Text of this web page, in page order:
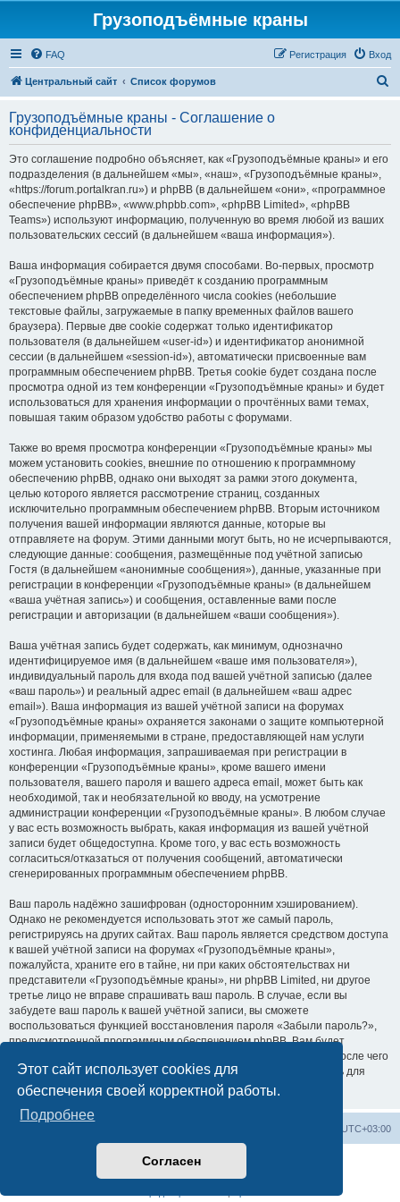
Этот сайт использует cookies для
обеспечения своей корректной работы.
Подробнее
Согласен
Грузоподъёмные краны
FAQ Вход
Регистрация
Центральный сайт Список форумов
с
Грузоподъёмные краны - Соглашение о
конфиденциальности
Это соглашение подробно объясняет, как «Грузоподъёмные краны» и его
подразделения (в дальнейшем «мы», «наш», «Грузоподъёмные краны»,
«https://forum.portalkran.ru») и phpBB (в дальнейшем «они», «программное
обеспечение phpBB», «www.phpbb.com», «phpBB Limited», «phpBB
Teams») используют информацию, полученную во время любой из ваших
пользовательских сессий (в дальнейшем «ваша информация»).
Ваша информация собирается двумя способами. Во-первых, просмотр
«Грузоподъёмные краны» приведёт к созданию программным
обеспечением phpBB определённого числа cookies (небольшие
текстовые файлы, загружаемые в папку временных файлов вашего
браузера). Первые две cookie содержат только идентификатор
пользователя (в дальнейшем «user-id») и идентификатор анонимной
сессии (в дальнейшем «session-id»), автоматически присвоенные вам
программным обеспечением phpBB. Третья cookie будет создана после
просмотра одной из тем конференции «Грузоподъёмные краны» и будет
использоваться для хранения информации о прочтённых вами темах,
повышая таким образом удобство работы с форумами.
Также во время просмотра конференции «Грузоподъёмные краны» мы
можем установить cookies, внешние по отношению к программному
обеспечению phpBB, однако они выходят за рамки этого документа,
целью которого является рассмотрение страниц, созданных
исключительно программным обеспечением phpBB. Вторым источником
получения вашей информации являются данные, которые вы
отправляете на форум. Этими данными могут быть, но не исчерпываются,
следующие данные: сообщения, размещённые под учётной записью
Гостя (в дальнейшем «анонимные сообщения»), данные, указанные при
регистрации в конференции «Грузоподъёмные краны» (в дальнейшем
«ваша учётная запись») и сообщения, оставленные вами после
регистрации и авторизации (в дальнейшем «ваши сообщения»).
Ваша учётная запись будет содержать, как минимум, однозначно
идентифицируемое имя (в дальнейшем «ваше имя пользователя»),
индивидуальный пароль для входа под вашей учётной записью (далее
«ваш пароль») и реальный адрес email (в дальнейшем «ваш адрес
email»). Ваша информация из вашей учётной записи на форумах
«Грузоподъёмные краны» охраняется законами о защите компьютерной
информации, применяемыми в стране, предоставляющей нам услуги
хостинга. Любая информация, запрашиваемая при регистрации в
конференции «Грузоподъёмные краны», кроме вашего имени
пользователя, вашего пароля и вашего адреса email, может быть как
необходимой, так и необязательной ко вводу, на усмотрение
администрации конференции «Грузоподъёмные краны». В любом случае
у вас есть возможность выбрать, какая информация из вашей учётной
записи будет общедоступна. Кроме того, у вас есть возможность
согласиться/отказаться от получения сообщений, автоматически
сгенерированных программным обеспечением phpBB.
Ваш пароль надёжно зашифрован (односторонним хэшированием).
Однако не рекомендуется использовать этот же самый пароль,
регистрируясь на других сайтах. Ваш пароль является средством доступа
к вашей учётной записи на форумах «Грузоподъёмные краны»,
пожалуйста, храните его в тайне, ни при каких обстоятельствах ни
представители «Грузоподъёмные краны», ни phpBB Limited, ни другое
третье лицо не вправе спрашивать ваш пароль. В случае, если вы
забудете ваш пароль к вашей учётной записи, вы сможете
воспользоваться функцией восстановления пароля «Забыли пароль?»,
предусмотренной программным обеспечением phpBB. Вам будет
необходимо ввести ваше имя пользователя и ваш адрес email, после чего
программное обеспечение phpBB сгенерирует вам новый пароль для
вашей учётной записи.
UTC+03:00
Создано на основеphpBB® Forum Software © phpBB Limited
Русская поддержка phpBB